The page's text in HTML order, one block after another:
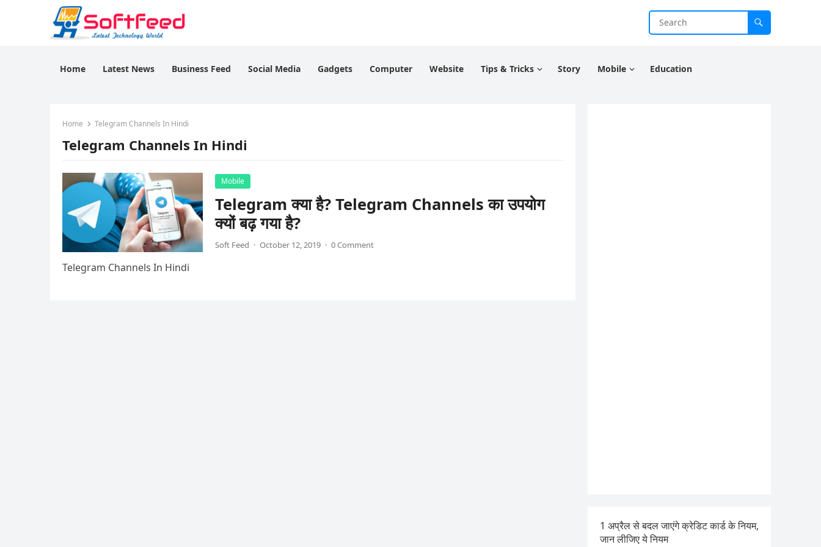
Home Latest News Business Feed Social Media Gadgets Computer Website Tips & Tricks Story Mobile Education
Home Telegram Channels In Hindi
Telegram Channels In Hindi
Mobile
Telegram क्या है? Telegram Channels का उपयोग
क्यों बढ़ गया है?
Soft Feed · October 12, 2019 · 0 Comment
Telegram Channels In Hindi
1 अप्रैल से बदल जाएंगे क्रेडिट कार्ड के नियम,
जान लीजिए ये नियम